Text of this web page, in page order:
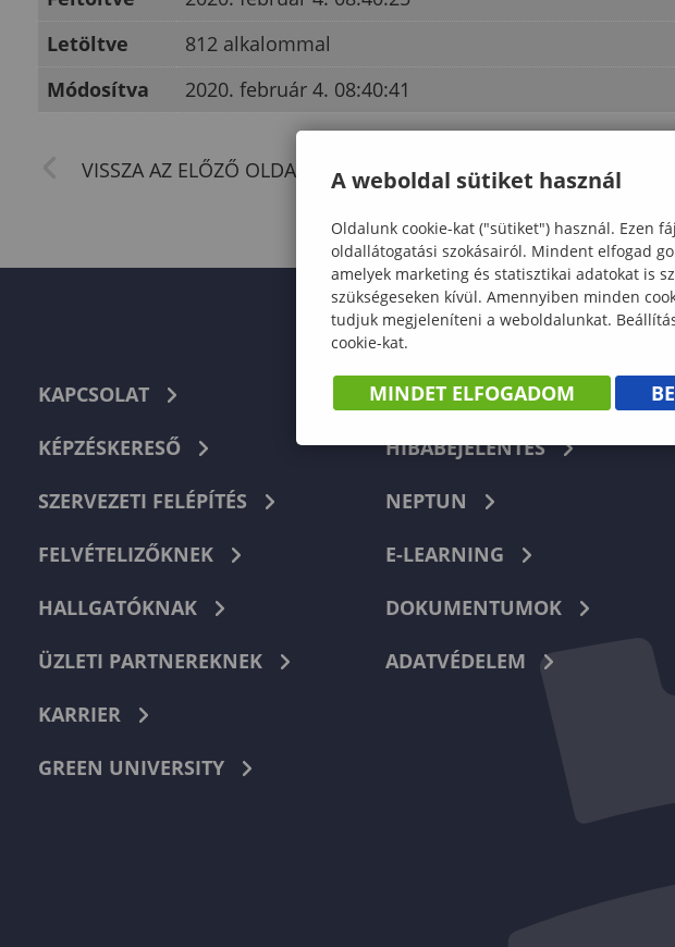
Letöltve
812 alkalommal
Módosítva
2020. február 4. 08:40:41
KAPCSOLAT
KÉPZÉSKERESŐ
SZERVEZETI FELÉPÍTÉS
FELVÉTELIZŐKNEK
HALLGATÓKNAK
ÜZLETI PARTNEREKNEK
KARRIER
GREEN UNIVERSITY
TELEFONKÖNYV
HIBABEJELENTÉS
NEPTUN
E-LEARNING
DOKUMENTUMOK
ADATVÉDELEM
A weboldal sütiket használ
Oldalunk cookie-kat ("sütiket") használ. Ezen
oldallátogatási szokásairól. Mindent elfogad
amelyek marketing és statisztikai adatokat is
szükségeseken kívül. Amennyiben minden
tudjuk megjeleníteni a weboldalunkat.
cookie-kat.
MINDET ELFOGADOM